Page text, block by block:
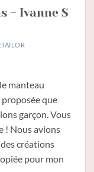
– Ivanne S
manteau
proposée que
garçon. Vous
! Nous avions
créations
pour mon